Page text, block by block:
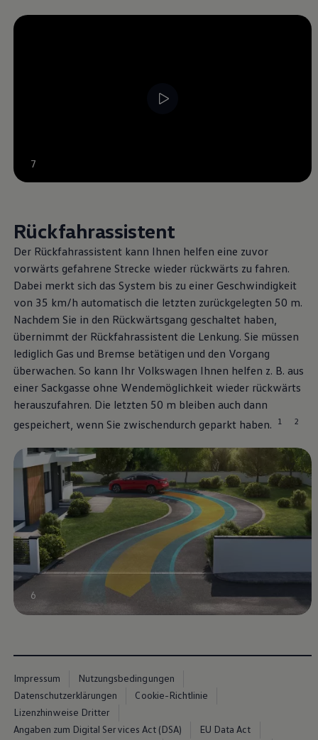
7
Rückfahrassistent
Der Rückfahrassistent kann Ihnen helfen eine zuvor
vorwärts gefahrene Strecke wieder rückwärts zu fahren.
Dabei merkt sich das System bis zu einer Geschwindigkeit
von 35 km/h automatisch die letzten zurückgelegten 50 m.
Nachdem Sie in den Rückwärtsgang geschaltet haben,
übernimmt der Rückfahrassistent die Lenkung. Sie müssen
lediglich Gas und Bremse betätigen und den Vorgang
überwachen. So kann Ihr Volkswagen Ihnen helfen z. B. aus
einer Sackgasse ohne Wendemöglichkeit wieder rückwärts
herauszufahren. Die letzten 50 m bleiben auch dann
gespeichert, wenn Sie zwischendurch geparkt haben.
1 2
6
Impressum
Nutzungsbedingungen
Datenschutzerklärungen
Cookie-Richtlinie
Lizenzhinweise Dritter
Angaben zum Digital Services Act (DSA)
EU Data Act